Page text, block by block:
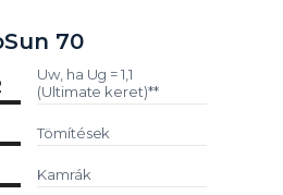
70
Uw, ha Ug = 1,1
(Ultimate keret)**
Tömítések
Kamrák